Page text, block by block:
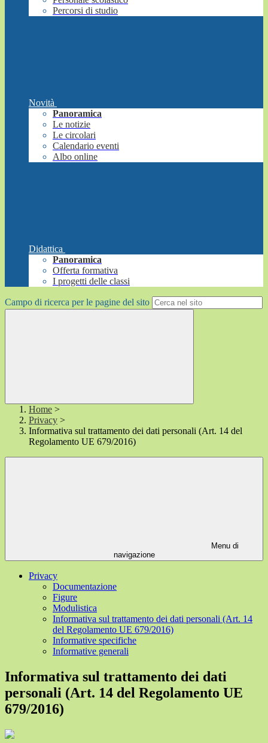
Percorsi di studio
Novità
Panoramica
Le notizie
Le circolari
Calendario eventi
Albo online
Didattica
Panoramica
Offerta formativa
I progetti delle classi
Campo di ricerca per le pagine del sito
Home >
Privacy >
Informativa sul trattamento dei dati personali (Art. 14 del
Regolamento UE 679/2016)
Menu di
navigazione
Privacy
Documentazione
Figure
Modulistica
Informativa sul trattamento dei dati personali (Art. 14
del Regolamento UE 679/2016)
Informative specifiche
Informative generali
Informativa sul trattamento dei dati
personali (Art. 14 del Regolamento UE
679/2016)